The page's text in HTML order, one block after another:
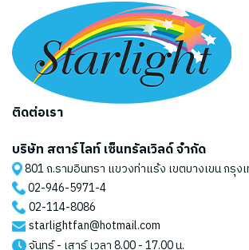
ติดต่อเรา
บริษัท สตาร์ไลท์ เซ็นทรัลเวิลด์ จำกัด
801 ถ.รามอินทรา แขวงท่าแร้ง เขตบางเขน กรุง
02-946-5971-4
02-114-8086
starlightfan@hotmail.com
จันทร์ - เสาร์ เวลา 8.00 - 17.00 น.